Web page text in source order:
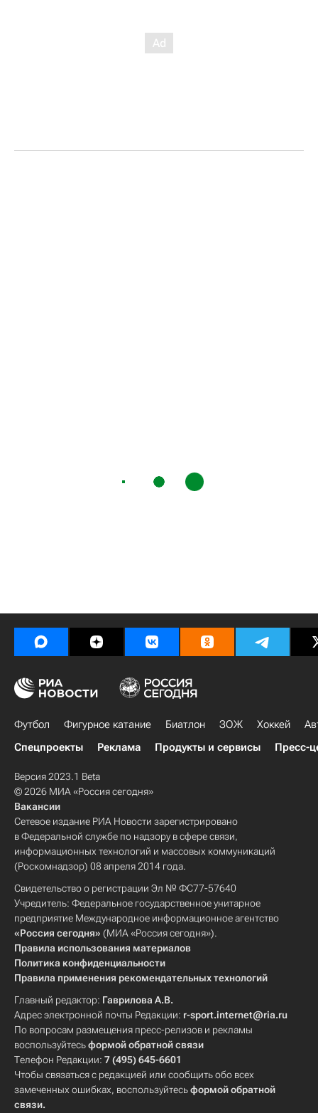
Футбол Фигурное катание Биатлон ЗОЖ Хоккей
Спецпроекты
Реклама Продукты и сервисы Пресс-
Версия 2023.1 Beta
© 2026 МИА «Россия сегодня»
Вакансии
Сетевое издание РИА Новости зарегистрировано
в Федеральной службе по надзору в сфере связи,
информационных технологий и массовых коммуникаций
(Роскомнадзор) 08 апреля 2014 года.
Свидетельство о регистрации Эл № ФС77-57640
Учредитель: Федеральное государственное унитарное
предприятие Международное информационное агентство
«Россия сегодня» (МИА «Россия сегодня»).
Правила использования материалов
Политика конфиденциальности
Правила применения рекомендательных технологий
Главный редактор: Гаврилова А.В.
Адрес электронной почты Редакции: r-sport.internet@ria.ru
По вопросам размещения пресс-релизов и рекламы
воспользуйтесьформой обратной связи
Телефон Редакции: 7 (495) 645-6601
Чтобы связаться с редакцией или сообщить обо всех
замеченных ошибках, воспользуйтесьформой обратной
связи.